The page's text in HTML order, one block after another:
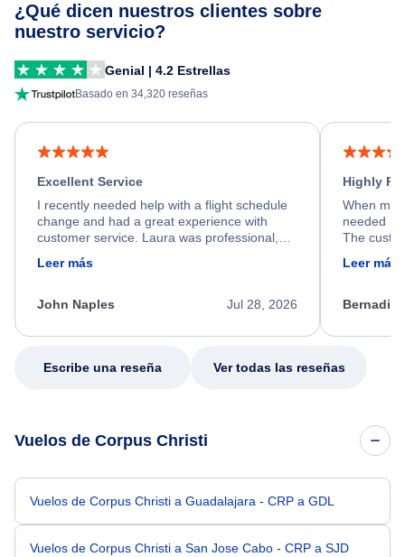
¿Qué dicen nuestros clientes sobre
nuestro servicio?
Genial | 4.2 Estrellas
Basado en 34,320 reseñas
Excellent Service
I recently needed help with a flight schedule
change and had a great experience with
customer service. Laura was professional,
friendly, and very helpful throughout the
process. She quickly found a solution and
appreciate her excellent service.
Leer más
Jul 28, 2026
John Naples
Highly
When my
needed
The
calm,
my issue.
Leer más
Escribe una reseña Ver todas las reseñas
Vuelos de Corpus Christi
Vuelos de Corpus Christi a Guadalajara - CRP a GDL
Vuelos de Corpus Christi a San Jose Cabo - CRP a SJD